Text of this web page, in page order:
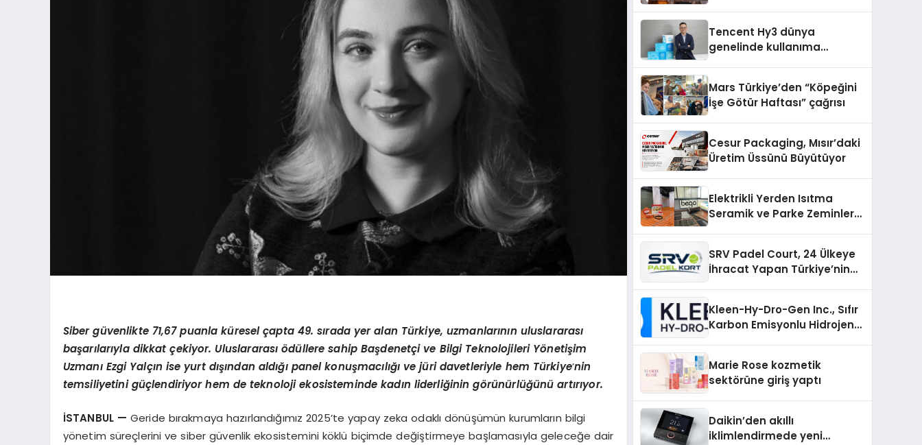
Siber güvenlikte 71,67 puanla küresel çapta 49. sırada yer alan Türkiye, uzmanlarının uluslararası
başarılarıyla dikkat çekiyor. Uluslararası ödüllere sahip Başdenetçi ve Bilgi Teknolojileri Yönetişim
Uzmanı Ezgi Yalçın ise yurt dışından aldığı panel konuşmacılığı ve jüri davetleriyle hem Türkiye’nin
temsiliyetini güçlendiriyor hem de teknoloji ekosisteminde kadın liderliğinin görünürlüğünü artırıyor.
İSTANBUL — Geride bırakmaya hazırlandığımız 2025’te yapay zeka odaklı dönüşümün kurumların bilgi
yönetim süreçlerini ve siber güvenlik ekosistemini köklü biçimde değiştirmeye başlamasıyla geleceğe dair
Tencent Hy3 dünya
genelinde kullanıma
Mars Türkiye’den “Köpeğini
İşe Götür Haftası” çağrısı
Cesur Packaging, Mısır’daki
Üretim Üssünü Büyütüyor
Elektrikli Yerden Isıtma
Seramik ve Parke Zeminler
SRV Padel Court, 24 Ülkeye
İhracat Yapan Türkiye’nin
Kleen-Hy-Dro-Gen Inc., Sıfır
Karbon Emisyonlu Hidrojen
Aldı
Marie Rose kozmetik
sektörüne giriş yaptı
Daikin’den akıllı
iklimlendirmede yeni